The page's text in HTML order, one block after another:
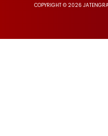
COPYRIGHT © 2026